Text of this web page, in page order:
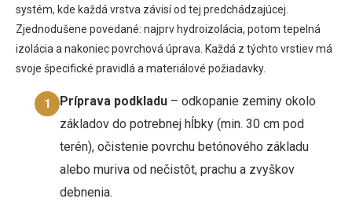
systém, kde každá vrstva závisí od tej predchádzajúcej.
Zjednodušene povedané: najprv hydroizolácia, potom tepelná
izolácia a nakoniec povrchová úprava. Každá z týchto vrstiev má
svoje špecifické pravidlá a materiálové požiadavky.
1 Príprava podkladu – odkopanie zeminy okolo
základov do potrebnej hĺbky (min. 30 cm pod
terén), očistenie povrchu betónového základu
alebo muriva od nečistôt, prachu a zvyškov
debnenia.